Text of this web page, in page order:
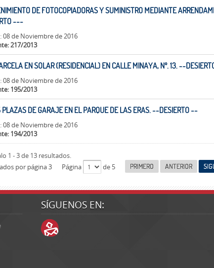
DE FOTOCOPIADORAS Y SUMINISTRO MEDIANTE
---
08 de Noviembre de 2016
217/2013
EN SOLAR (RESIDENCIAL) EN CALLE MINAYA, Nº. 13. --
08 de Noviembre de 2016
195/2013
PLAZAS DE GARAJE EN EL PARQUE DE LAS ERAS. --DESIERTO --
08 de Noviembre de 2016
194/2013
1 - 3 de 13 resultados.
por página 3
Página de 5 PRIMERO ANTERIOR
SÍGUENOS EN: